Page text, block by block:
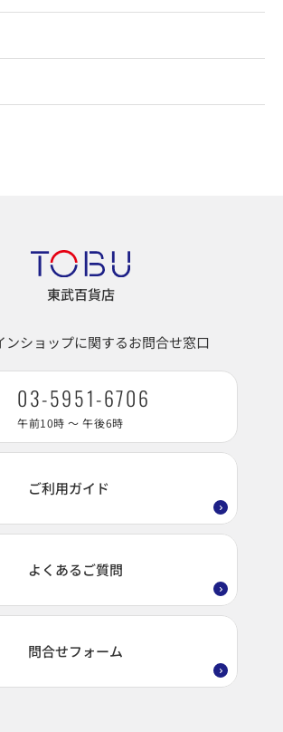
東武百貨店
ンショップに関するお問合せ窓口
03-5951-6706
午前10時 ～ 午後6時
ご利用ガイド
よくあるご質問
問合せフォーム